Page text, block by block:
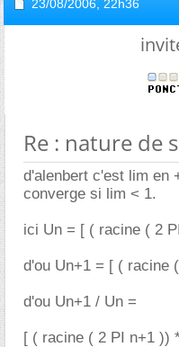
23/08/2006, 22h36
Re : nature de
d'alenbert c'est lim en
converge si lim < 1.
ici Un = [ ( racine ( 2
d'ou Un+1 = [ ( racine
d'ou Un+1 / Un =
[ ( racine ( 2 PI n+1 ))